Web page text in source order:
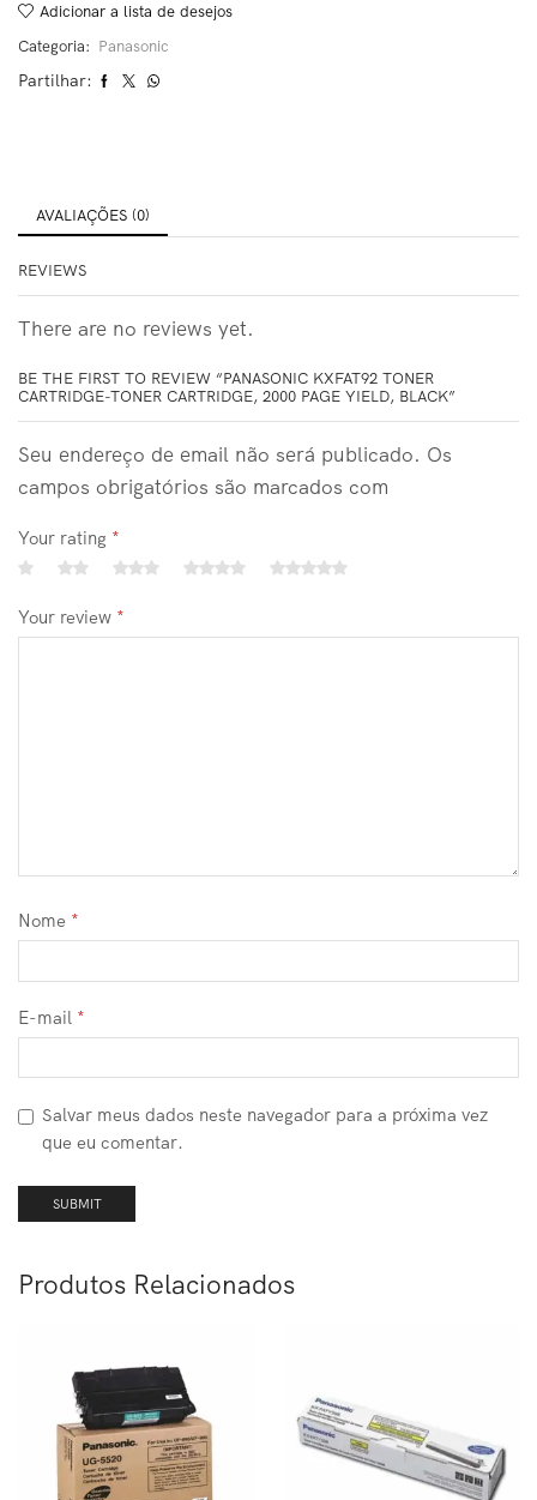
Adicionar a lista de desejos
Categoria: Panasonic
Partilhar:
AVALIAÇÕES (0)
REVIEWS
There are no reviews yet.
BE THE FIRST TO REVIEW “PANASONIC KXFAT92 TONER
CARTRIDGE-TONER CARTRIDGE, 2000 PAGE YIELD, BLACK”
Seu endereço de email não será publicado. Os
campos obrigatórios são marcados com
Your rating *
Your review *
Nome *
E-mail *
Salvar meus dados neste navegador para a próxima vez
que eu comentar.
Produtos Relacionados